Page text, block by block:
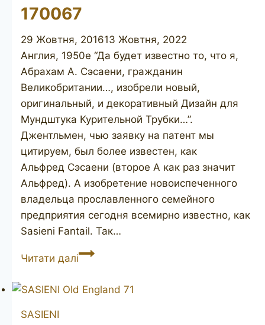
170067
29 Жовтня, 201613 Жовтня, 2022
Англия, 1950е “Да будет известно то, что я,
Абрахам А. Сэсаени, гражданин
Великобритании…, изобрели новый,
оригинальный, и декоративный Дизайн для
Мундштука Курительной Трубки…”.
Джентльмен, чью заявку на патент мы
цитируем, был более известен, как
Альфред Сэсаени (второе А как раз значит
Альфред). А изобретение новоиспеченного
владельца прославленного семейного
предприятия сегодня всемирно известно, как
Sasieni Fantail. Так…
Читати даліSASIENI
55
SASIENI